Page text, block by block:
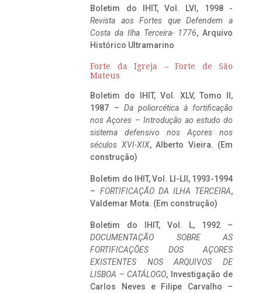
Boletim do IHIT, Vol. LVI, 1998 -
Revista aos Fortes que Defendem a
Costa da Ilha Terceira- 1776, Arquivo
Histórico Ultramarino
Forte da Igreja – Forte de São
Mateus
Boletim do IHIT, Vol. XLV, Tomo II,
1987 – Da poliorcética à fortificação
nos Açores – Introdução ao estudo do
sistema defensivo nos Açores nos
séculos XVI-XIX, Alberto Vieira. (Em
construção)
Boletim do IHIT, Vol. LI-LII, 1993-1994
– FORTIFICAÇÃO DA ILHA TERCEIRA,
Valdemar Mota. (Em construção)
Boletim do IHIT, Vol. L, 1992 –
DOCUMENTAÇÃO SOBRE AS
FORTIFICAÇÕES DOS AÇORES
EXISTENTES NOS ARQUIVOS DE
LISBOA – CATÁLOGO, Investigação de
Carlos Neves e Filipe Carvalho –